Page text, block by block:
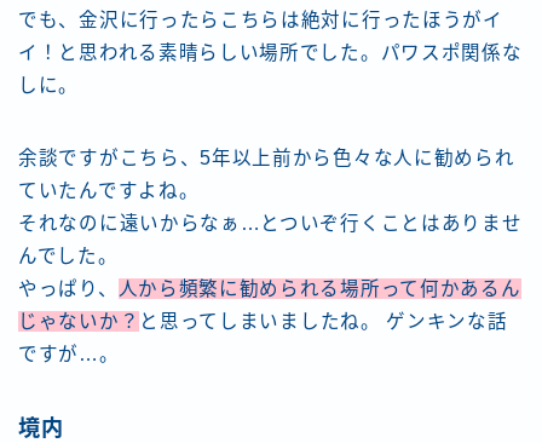
でも、金沢に行ったらこちらは絶対に行ったほうがイ
イ！と思われる素晴らしい場所でした。パワスポ関係な
しに。
余談ですがこちら、5年以上前から色々な人に勧められ
ていたんですよね。
それなのに遠いからなぁ…とついぞ行くことはありませ
んでした。
やっぱり、 人から頻繁に勧められる場所って何かあるん
じゃないか？ と思ってしまいましたね。 ゲンキンな話
ですが…。
境内